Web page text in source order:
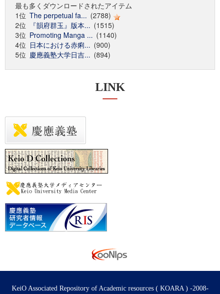
最も多くダウンロードされたアイテム
1位 The perpetual fa... (2788)
2位
『韻府群玉』版本... (1515)
3位 Promoting Manga ... (1140)
4位 日本における赤痢... (900)
5位 慶應義塾大学日吉... (894)
LINK
KeiO Associated Repository of Academic resources ( KOARA ) -2008-